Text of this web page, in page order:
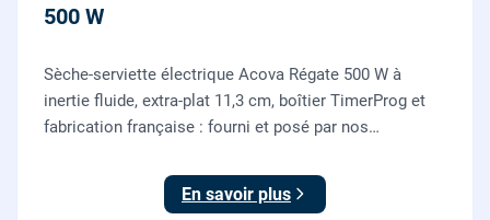
500 W
Sèche-serviette électrique Acova Régate 500 W à
inertie fluide, extra-plat 11,3 cm, boîtier TimerProg et
fabrication française : fourni et posé par nos
En savoir plus